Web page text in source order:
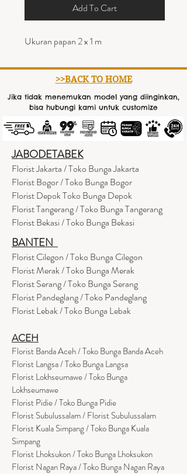
Add To Cart
Ukuran papan 2 x 1 m
>>BACK TO HOME
Jika tidak menemukan model yang diinginkan,
bisa hubungi kami untuk customize
JABODETABEK
Florist Jakarta / Toko Bunga Jakarta
Florist Bogor / Toko Bunga Bogor
Florist Depok Toko Bunga Depok
Florist Tangerang / Toko Bunga Tangerang
Florist Bekasi / Toko Bunga Bekasi
BANTEN
Florist Cilegon / Toko Bunga Cilegon
Florist Merak / Toko Bunga Merak
Florist Serang / Toko Bunga Serang
Florist Pandeglang / Toko Pandeglang
Florist Lebak / Toko Bunga Lebak
ACEH
Florist Banda Aceh / Toko Bunga Banda Aceh
Florist Langsa / Toko Bunga Langsa
Florist Lokhseumawe / Toko Bunga
Lokhseumawe
Florist Pidie / Toko Bunga Pidie
Florist Subulussalam / Florist Subulussalam
Florist Kuala Simpang / Toko Bunga Kuala
Simpang
Florist Lhoksukon / Toko Bunga Lhoksukon
Florist Nagan Raya / Toko Bunga Nagan Raya